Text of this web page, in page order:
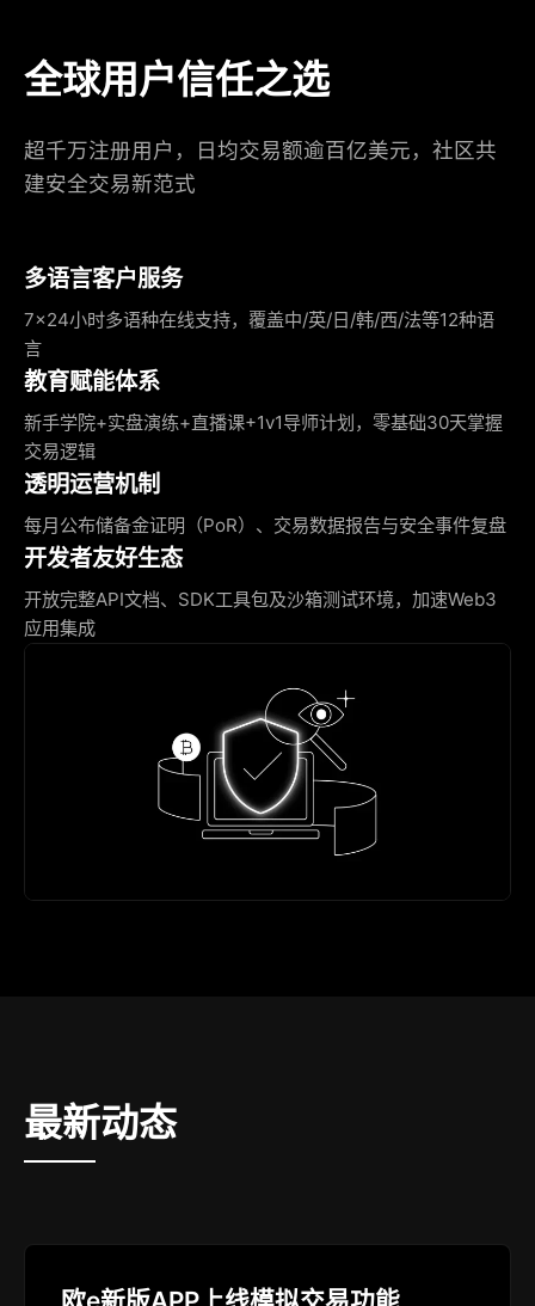
全球用户信任之选
超千万注册用户，日均交易额逾百亿美元，社区共
建安全交易新范式
多语言客户服务
7×24小时多语种在线支持，覆盖中/英/日/韩/西/法等12种语
言
教育赋能体系
新手学院+实盘演练+直播课+1v1导师计划，零基础30天掌握
交易逻辑
透明运营机制
每月公布储备金证明（PoR）、交易数据报告与安全事件复盘
开发者友好生态
开放完整API文档、SDK工具包及沙箱测试环境，加速Web3
应用集成
最新动态